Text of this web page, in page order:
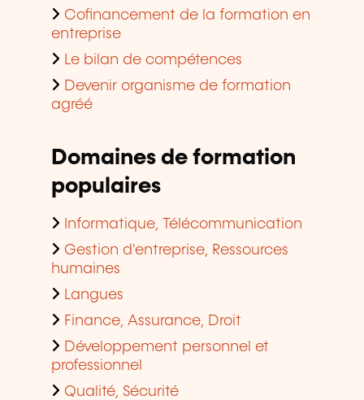
Cofinancement de la formation en
entreprise
Le bilan de compétences
Devenir organisme de formation
agréé
Domaines de formation
populaires
Informatique, Télécommunication
Gestion d'entreprise, Ressources
humaines
Langues
Finance, Assurance, Droit
Développement personnel et
professionnel
Qualité, Sécurité